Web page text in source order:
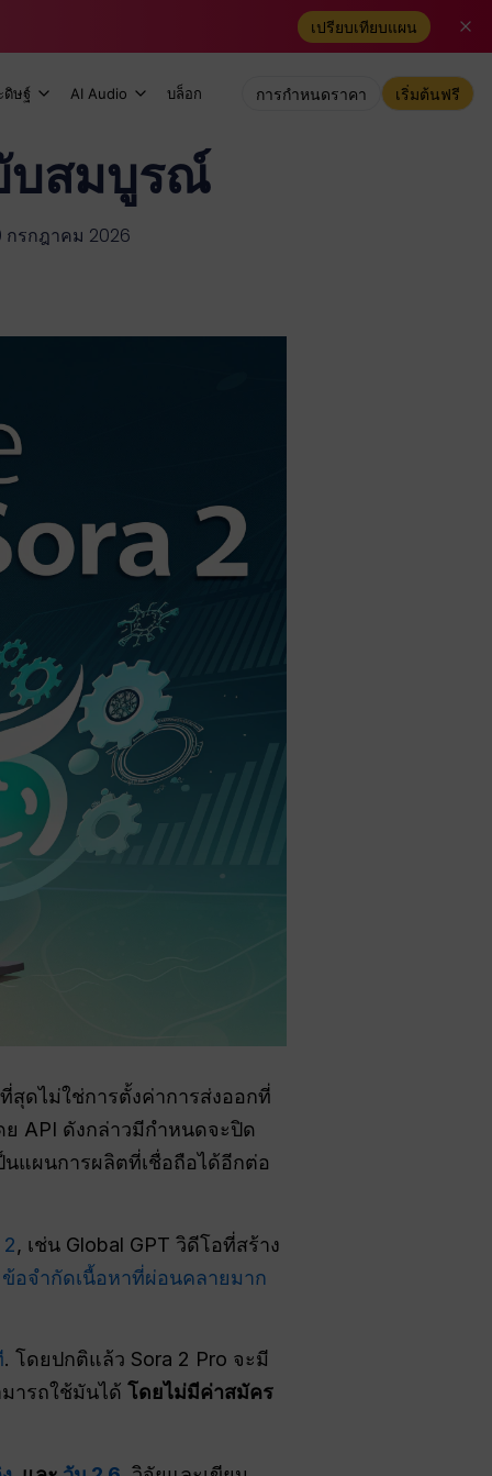
เปรียบเทียบแผน
ดิษฐ์ AI Audio บล็อก การกำหนดราคา เริ่มต้นฟรี
บสมบูรณ์
กรกฎาคม 2026
สุดไม่ใช่การตั้งค่าการส่งออกที่
ย API ดังกล่าวมีกำหนดจะปิด
นแผนการผลิตที่เชื่อถือได้อีกต่อ
, เช่น Global GPT วิดีโอที่สร้าง
ข้อจำกัดเนื้อหาที่ผ่อนคลายมาก
. โดยปกติแล้ว Sora 2 Pro จะมี
ารถใช้มันได้ โดยไม่มีค่าสมัคร